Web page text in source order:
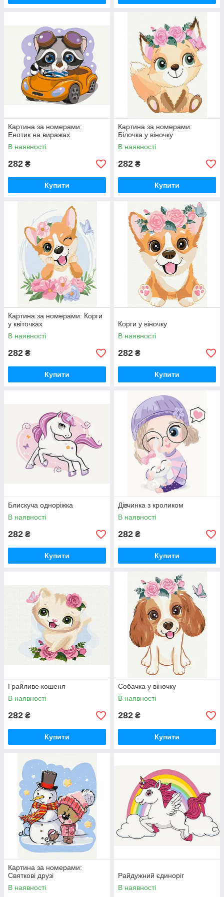
Картина за номерами:
Енотик на виражах
В наявності
282 ₴
Купити
Картина за номерами:
Білочка у віночку
В наявності
282 ₴
Купити
Картина за номерами: Корги
у квіточках
В наявності
282 ₴
Купити
Корги у віночку
В наявності
282 ₴
Купити
Блискуча одноріжка
В наявності
282 ₴
Купити
Дівчинка з кроликом
В наявності
282 ₴
Купити
Грайливе кошеня
В наявності
282 ₴
Купити
Собачка у віночку
В наявності
282 ₴
Купити
Картина за номерами:
Святкові друзі
В наявності
Райдужний єдиноріг
В наявності